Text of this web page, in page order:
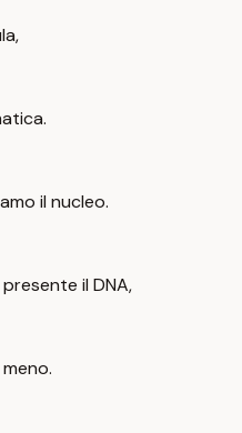
il nucleo.
il DNA,